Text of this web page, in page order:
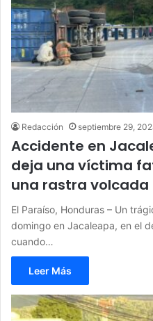
Redacción septiembre 29,
Accidente en
deja una víctima
una rastra volcada
El Paraíso, Honduras – Un
domingo en Jacaleapa, en el
cuando…
Leer Más